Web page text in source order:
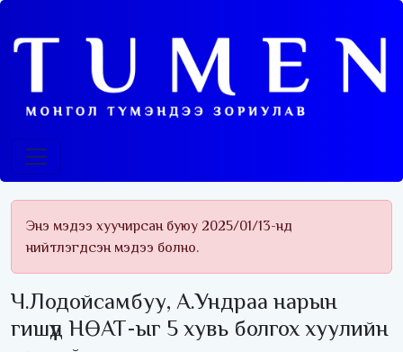
Энэ мэдээ хуучирсан буюу 2025/01/13-нд
нийтлэгдсэн мэдээ болно.
Ч.Лодойсамбуу, А.Ундраа нарын
гишүүд НӨАТ-ыг 5 хувь болгох хуулийн